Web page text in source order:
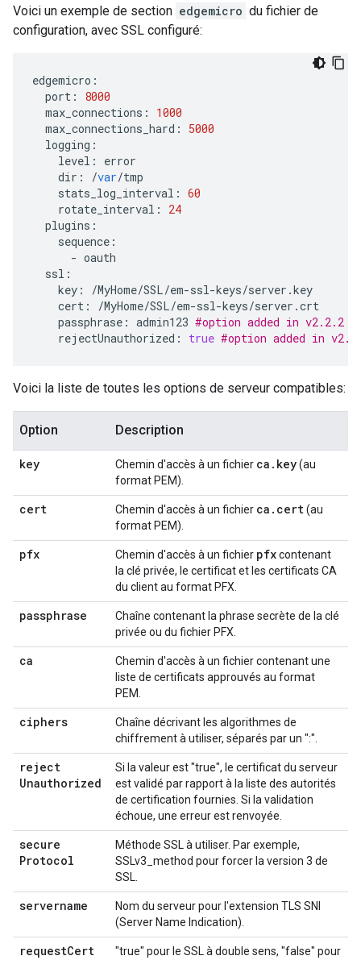
Voici un exemple de section edgemicro du fichier de
configuration, avec SSL configuré:
edgemicro :
port :
8000
max_connections :
1000
max_connections_hard :
5000
logging :
level :
error
dir : /var/tmp
stats_log_interval : 60
rotate_interval :
24
plugins :
sequence :
- oauth
ssl :
key : /MyHome/SSL/em-ssl-keys/server .key
cert : /MyHome/SSL/em-ssl-keys/server .crt
passphrase : admin123 #option added in v2.2.2
rejectUnauthorized : true #option added in
Voici la liste de toutes les options de serveur compatibles:
Option Description
key Chemin d'accès à un fichier ca . key(au
format PEM).
cert Chemin d'accès à un fichier ca . cert(au
format PEM).
pfx Chemin d'accès à un fichier pfxcontenant
la clé privée, le certificat et les certificats CA
du client au format PFX.
passphrase
Chaîne contenant la phrase secrète de la clé
privée ou du fichier PFX.
ca
Chemin d'accès à un fichier contenant une
liste de certificats approuvés au format
PEM.
ciphers
Chaîne décrivant les algorithmes de
chiffrement à utiliser, séparés par un ":".
reject
Unauthorized
Si la valeur est "true", le certificat du serveur
est validé par rapport à la liste des autorités
de certification fournies. Si la validation
échoue, une erreur est renvoyée.
secure
Protocol
Méthode SSL à utiliser. Par exemple,
SSLv3_method pour forcer la version 3 de
SSL.
servername
Nom du serveur pour l'extension TLS SNI
(Server Name Indication).
requestCert
"true" pour le SSL à double sens, "false" pour